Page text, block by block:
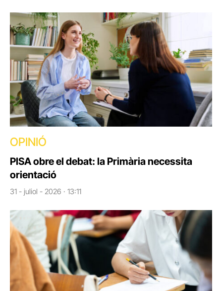
OPINIÓ
PISA obre el debat: la Primària necessita
orientació
31 - juliol - 2026 · 13:11